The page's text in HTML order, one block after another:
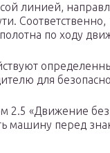
линией,
по ходу
для
2.5 «Движение без
машину перед